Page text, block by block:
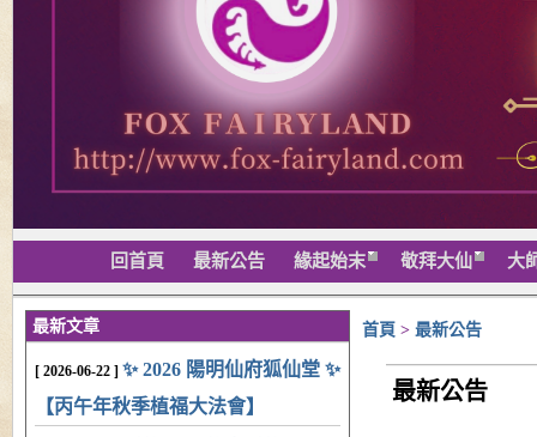
回首頁 最新公告 緣起始末 敬拜大仙 大
最新文章
[ 2026-06-22 ] ✨ 2026 陽明仙府狐仙堂 ✨
【丙午年秋季植福大法會】
首頁 > 最新公告
最新公告